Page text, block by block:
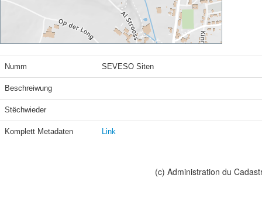
Numm SEVESO Siten
Beschreiwung
Stëchwieder
Komplett Metadaten Link
(c) Administration du